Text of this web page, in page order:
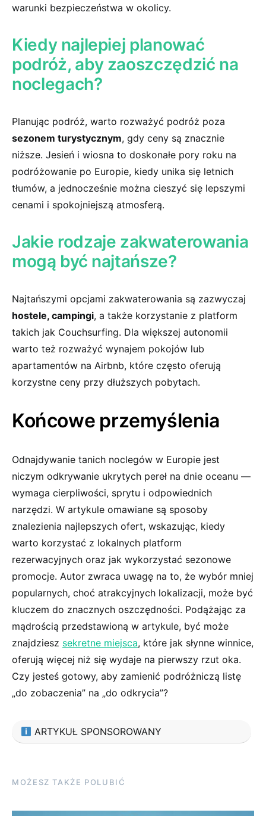
warunki bezpieczeństwa ⁤w okolicy.
Kiedy ⁤najlepiej planować
podróż, aby zaoszczędzić na
noclegach?
Planując podróż, warto rozważyć podróż‍ poza
sezonem turystycznym, ⁣gdy ceny są znacznie
⁤niższe.‌ Jesień⁢ i wiosna to‌ doskonałe pory ​roku⁤ na
podróżowanie‌ po⁤ Europie, ‌kiedy unika ⁤się letnich
tłumów, a‍ jednocześnie można⁣ cieszyć ⁣się ​lepszymi
‌cenami i​ spokojniejszą atmosferą.
Jakie rodzaje zakwaterowania
mogą⁣ być⁣ najtańsze?
Najtańszymi opcjami zakwaterowania są zazwyczaj ‌
hostele, campingi, a także⁣ korzystanie z​ platform​
takich jak Couchsurfing. Dla większej autonomii
warto też⁣ rozważyć ⁤wynajem pokojów lub
apartamentów⁣ na Airbnb, które ⁣często oferują
korzystne ceny przy‌ dłuższych‌ pobytach.
Końcowe ⁢przemyślenia
Odnajdywanie ‍tanich‌ noclegów w Europie jest
⁣niczym odkrywanie ukrytych pereł na dnie oceanu —
wymaga cierpliwości,​ sprytu i odpowiednich
narzędzi. W artykule omawiane​ są sposoby
znalezienia najlepszych ofert,‌ wskazując, ‍kiedy
warto korzystać‍ z lokalnych platform
rezerwacyjnych ‍oraz jak wykorzystać ​sezonowe
promocje. Autor zwraca ‌uwagę na to, że wybór mniej
popularnych, choć atrakcyjnych lokalizacji, może⁤ być
kluczem do znacznych​ oszczędności. Podążając za
mądrością przedstawioną w artykule, być ⁣może
znajdziesz sekretne miejsca, które jak ⁢słynne winnice,
oferują⁣ więcej niż się wydaje na​ pierwszy rzut oka.
Czy jesteś gotowy, ⁤aby zamienić podróżniczą listę
„do zobaczenia” na „do ⁣odkrycia”?
ARTYKUŁ SPONSOROWANY
MOŻESZ TAKŻE POLUBIĆ